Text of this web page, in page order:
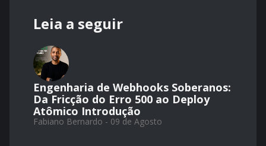
Leia a seguir
Engenharia de Webhooks Soberanos:
Da Fricção do Erro 500 ao Deploy
Atômico Introdução
Fabiano Bernardo - 09 de Agosto